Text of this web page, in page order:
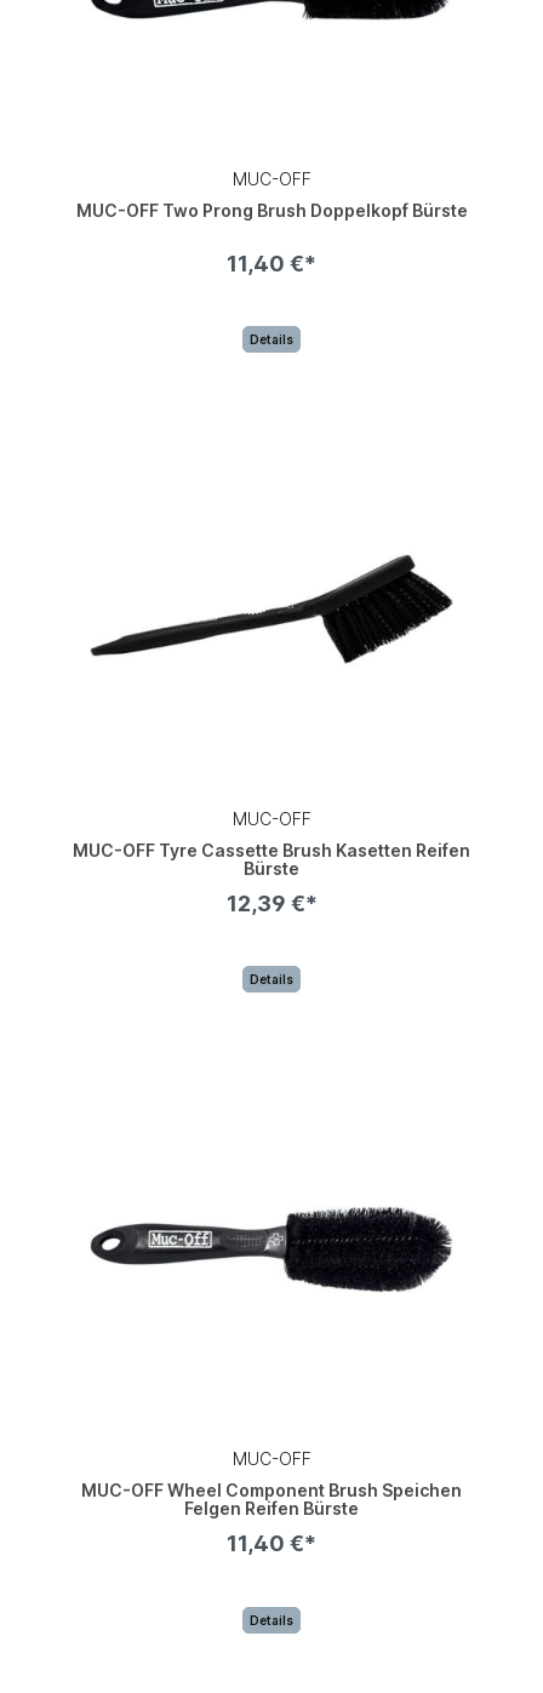
MUC-OFF
MUC-OFF Two Prong Brush Doppelkopf Bürste
11,40 €*
Details
MUC-OFF
MUC-OFF Tyre Cassette Brush Kasetten Reifen
Bürste
12,39 €*
Details
MUC-OFF
MUC-OFF Wheel Component Brush Speichen
Felgen Reifen Bürste
11,40 €*
Details